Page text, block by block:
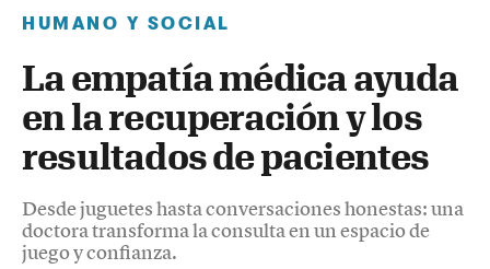
HUMANO Y SOCIAL
La empatía médica ayuda
en la recuperación y los
resultados de pacientes
Desde juguetes hasta conversaciones honestas: una
doctora transforma la consulta en un espacio de
juego y confianza.